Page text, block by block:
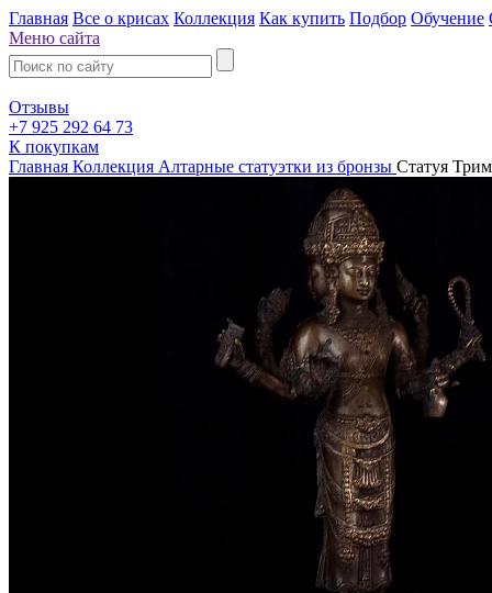
Главная Все о крисах Коллекция Как купить Подбор Обучение
Меню сайта
Отзывы
+7 925 292 64 73
К покупкам
Главная Коллекция Алтарные статуэтки из бронзы Статуя